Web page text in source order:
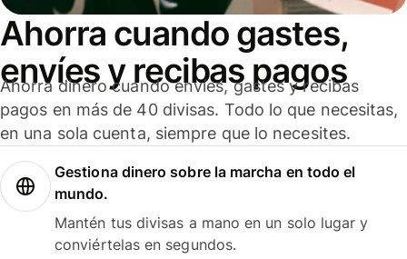
Ahorra cuando gastes,
envíes y recibas pagos
Ahorra dinero cuando envíes, gastes y recibas
pagos en más de 40 divisas. Todo lo que necesitas,
en una sola cuenta, siempre que lo necesites.
Gestiona dinero sobre la marcha en todo el
mundo.
Mantén tus divisas a mano en un solo lugar y
conviértelas en segundos.